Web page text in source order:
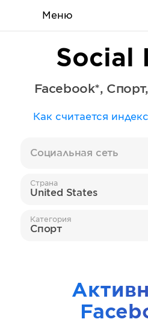
Меню
Social
Facebook*, Спорт,
Как считается
Социальная сеть
Страна
United States
Категория
Спорт